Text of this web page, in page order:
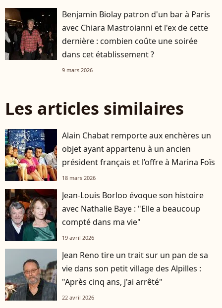
Benjamin Biolay patron d'un bar à Paris
avec Chiara Mastroianni et l'ex de cette
dernière : combien coûte une soirée
dans cet établissement ?
9 mars 2026
Les articles similaires
Alain Chabat remporte aux enchères un
objet ayant appartenu à un ancien
président français et l’offre à Marina Foïs
18 mars 2026
Jean-Louis Borloo évoque son histoire
avec Nathalie Baye : "Elle a beaucoup
compté dans ma vie"
19 avril 2026
Jean Reno tire un trait sur un pan de sa
vie dans son petit village des Alpilles :
"Après cinq ans, j'ai arrêté"
22 avril 2026